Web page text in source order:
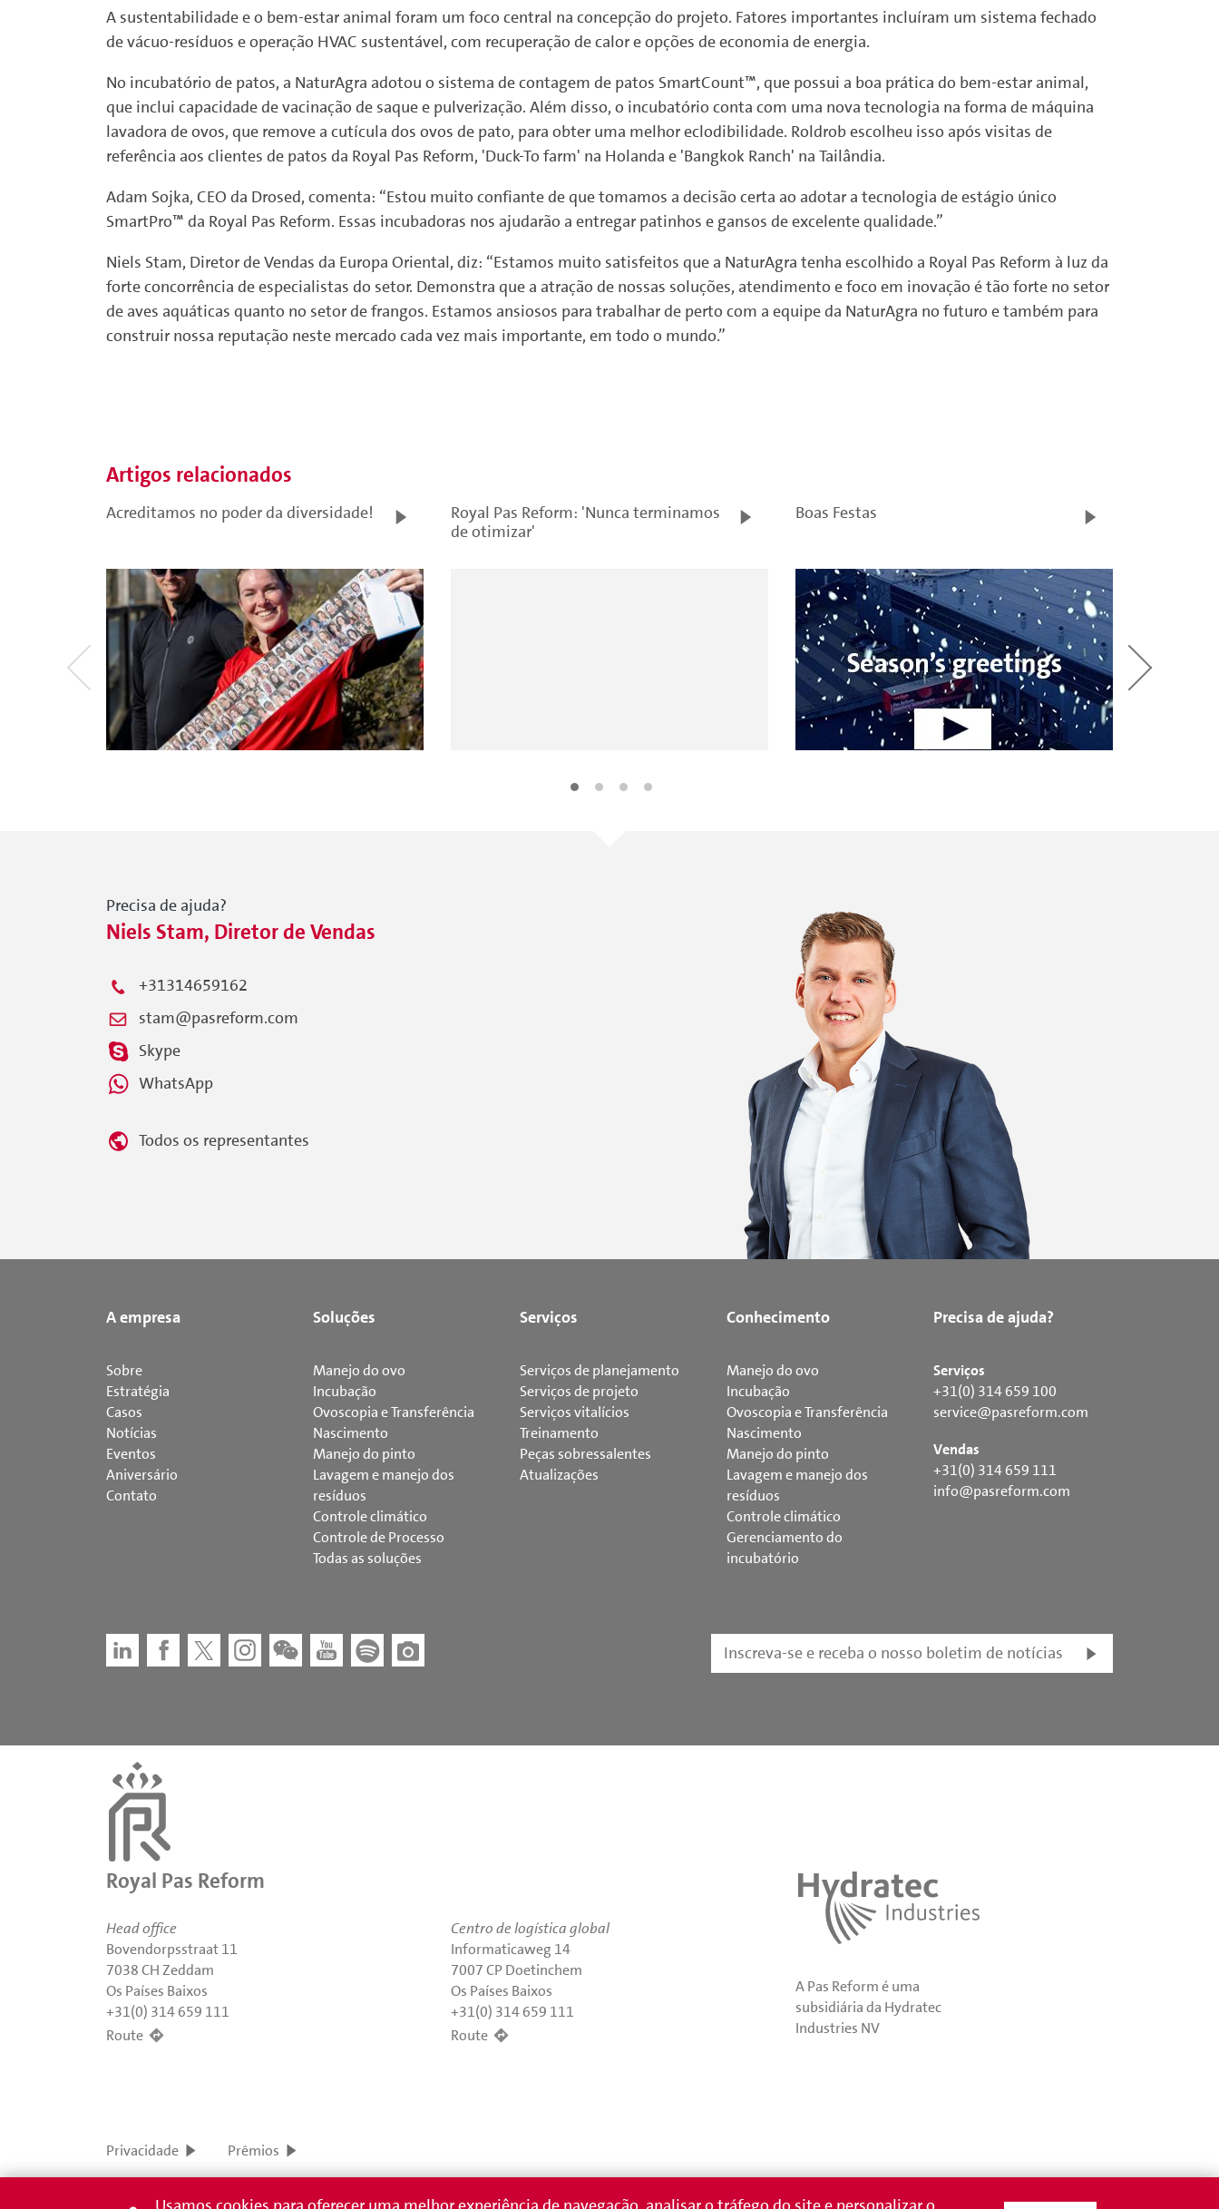
A sustentabilidade e o bem-estar animal foram um foco central na concepção do projeto. Fatores importantes incluíram um sistema fechado
de vácuo-resíduos e operação HVAC sustentável, com recuperação de calor e opções de economia de energia.
No incubatório de patos, a NaturAgra adotou o sistema de contagem de patos SmartCount™, que possui a boa prática do bem-estar animal,
que inclui capacidade de vacinação de saque e pulverização. Além disso, o incubatório conta com uma nova tecnologia na forma de máquina
lavadora de ovos, que remove a cutícula dos ovos de pato, para obter uma melhor eclodibilidade. Roldrob escolheu isso após visitas de
referência aos clientes de patos da Royal Pas Reform, 'Duck-To farm' na Holanda e 'Bangkok Ranch' na Tailândia.
Adam Sojka, CEO da Drosed, comenta: “Estou muito confiante de que tomamos a decisão certa ao adotar a tecnologia de estágio único
SmartPro™ da Royal Pas Reform. Essas incubadoras nos ajudarão a entregar patinhos e gansos de excelente qualidade.”
Niels Stam, Diretor de Vendas da Europa Oriental, diz: “Estamos muito satisfeitos que a NaturAgra tenha escolhido a Royal Pas Reform à luz da
forte concorrência de especialistas do setor. Demonstra que a atração de nossas soluções, atendimento e foco em inovação é tão forte no setor
de aves aquáticas quanto no setor de frangos. Estamos ansiosos para trabalhar de perto com a equipe da NaturAgra no futuro e também para
construir nossa reputação neste mercado cada vez mais importante, em todo o mundo.”
Artigos relacionados
Acreditamos no poder da diversidade!
Royal Pas Reform: 'Nunca terminamos
de otimizar'
Boas Festas
Precisa de ajuda?
Niels Stam, Diretor de Vendas
+31314659162
stam@pasreform.com
Skype
WhatsApp
Todos os representantes
A empresa
Sobre
Estratégia
Casos
Notícias
Eventos
Aniversário
Contato
Soluções
Manejo do ovo
Incubação
Ovoscopia e Transferência
Nascimento
Manejo do pinto
Lavagem e manejo dos
resíduos
Controle climático
Controle de Processo
Todas as soluções
Serviços
Serviços de planejamento
Serviços de projeto
Serviços vitalícios
Treinamento
Peças sobressalentes
Atualizações
Conhecimento
Manejo do ovo
Incubação
Ovoscopia e Transferência
Nascimento
Manejo do pinto
Lavagem e manejo dos
resíduos
Controle climático
Gerenciamento do
incubatório
Precisa de ajuda?
Serviços
+31(0) 314 659 100
service@pasreform.com
Vendas
+31(0) 314 659 111
info@pasreform.com
Inscreva-se e receba o nosso boletim de notícias
Royal Pas Reform
Head office
Bovendorpsstraat 11
7038 CH Zeddam
Os Países Baixos
+31(0) 314 659 111
Route
Centro de logística global
Informaticaweg 14
7007 CP Doetinchem
Os Países Baixos
+31(0) 314 659 111
Route
A Pas Reform é uma
subsidiária da Hydratec
Industries NV
Privacidade Prêmios